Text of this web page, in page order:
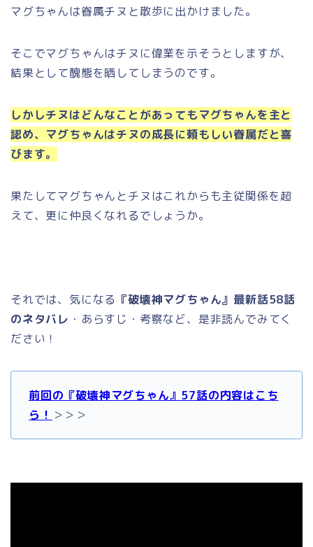
マグちゃんは眷属チヌと散歩に出かけました。
そこでマグちゃんはチヌに偉業を示そうとしますが、
結果として醜態を晒してしまうのです。
しかしチヌはどんなことがあってもマグちゃんを主と
認め、マグちゃんはチヌの成長に頼もしい眷属だと喜
びます。
果たしてマグちゃんとチヌはこれからも主従関係を超
えて、更に仲良くなれるでしょうか。
それでは、気になる 『破壊神マグちゃん』最新話58話
のネタバレ ・あらすじ・考察など、是非読んでみてく
ださい！
前回の『破壊神マグちゃん』57話の内容はこち
ら！ ＞＞＞